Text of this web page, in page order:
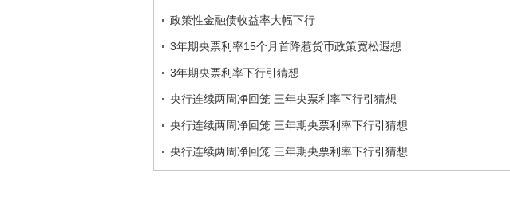
政策性金融债收益率大幅下行
3年期央票利率15个月首降惹货币政策宽松遐想
3年期央票利率下行引猜想
央行连续两周净回笼 三年央票利率下行引猜想
央行连续两周净回笼 三年期央票利率下行引猜想
央行连续两周净回笼 三年期央票利率下行引猜想